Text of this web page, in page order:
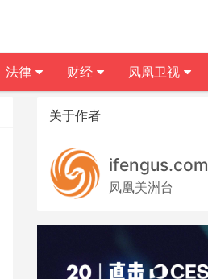
关于作者
ifengus.com
凤凰美洲台
法律 财经 凤凰卫视